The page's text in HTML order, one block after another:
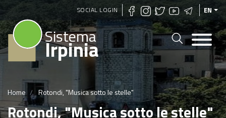
Skip
to
main
content
SOCIAL LOGIN EN
Sistema
Irpinia
Home Rotondi, "Musica sotto le stelle"
Rotondi, "Musica sotto le stelle"